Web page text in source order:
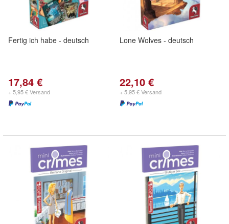
Fertig ich habe - deutsch
17,84 €
+ 5,95 € Versand
Lone Wolves - deutsch
22,10 €
+ 5,95 € Versand